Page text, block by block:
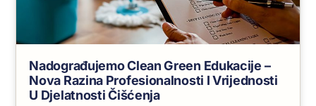
Nadograđujemo Clean Green Edukacije –
Nova Razina Profesionalnosti I Vrijednosti
U Djelatnosti Čišćenja